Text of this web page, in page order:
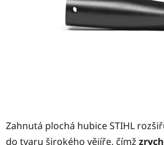
Zahnutá plochá hubice STIHL
do tvaru širokého vějíře, čímž